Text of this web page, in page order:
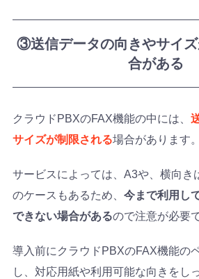
③送信データの向きやサイ
合がある
クラウドPBXのFAX機能の中には、
サイズが制限される場合があります。
サービスによっては、A3や、横向き
のケースもあるため、 今まで利用し
できない場合があるので注意が必要
導入前にクラウドPBXのFAX機能の
し、対応用紙や利用可能な向きをし